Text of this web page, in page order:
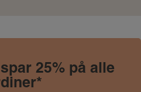
25% på alle